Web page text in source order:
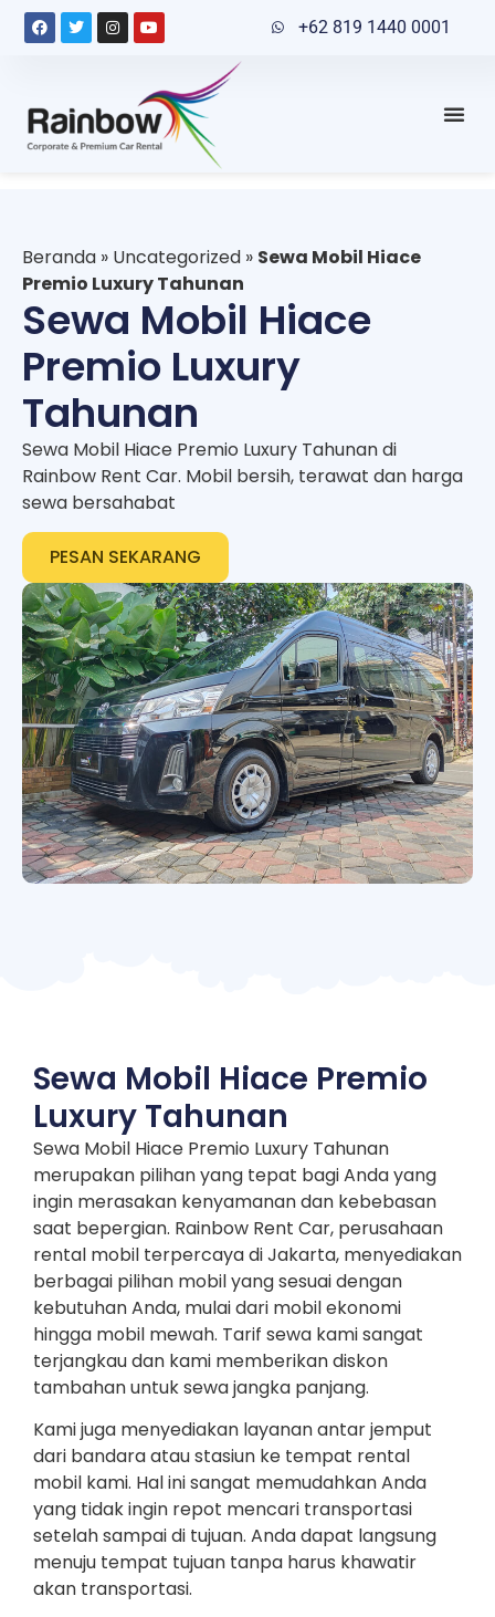
+62 819 1440 0001
Beranda » Uncategorized » Sewa Mobil Hiace
Premio Luxury Tahunan
Sewa Mobil Hiace
Premio Luxury
Tahunan
Sewa Mobil Hiace Premio Luxury Tahunan di
Rainbow Rent Car. Mobil bersih, terawat dan harga
sewa bersahabat
PESAN SEKARANG
Sewa Mobil Hiace Premio
Luxury Tahunan
Sewa Mobil Hiace Premio Luxury Tahunan
merupakan pilihan yang tepat bagi Anda yang
ingin merasakan kenyamanan dan kebebasan
saat bepergian. Rainbow Rent Car, perusahaan
rental mobil terpercaya di Jakarta, menyediakan
berbagai pilihan mobil yang sesuai dengan
kebutuhan Anda, mulai dari mobil ekonomi
hingga mobil mewah. Tarif sewa kami sangat
terjangkau dan kami memberikan diskon
tambahan untuk sewa jangka panjang.
Kami juga menyediakan layanan antar jemput
dari bandara atau stasiun ke tempat rental
mobil kami. Hal ini sangat memudahkan Anda
yang tidak ingin repot mencari transportasi
setelah sampai di tujuan. Anda dapat langsung
menuju tempat tujuan tanpa harus khawatir
akan transportasi.